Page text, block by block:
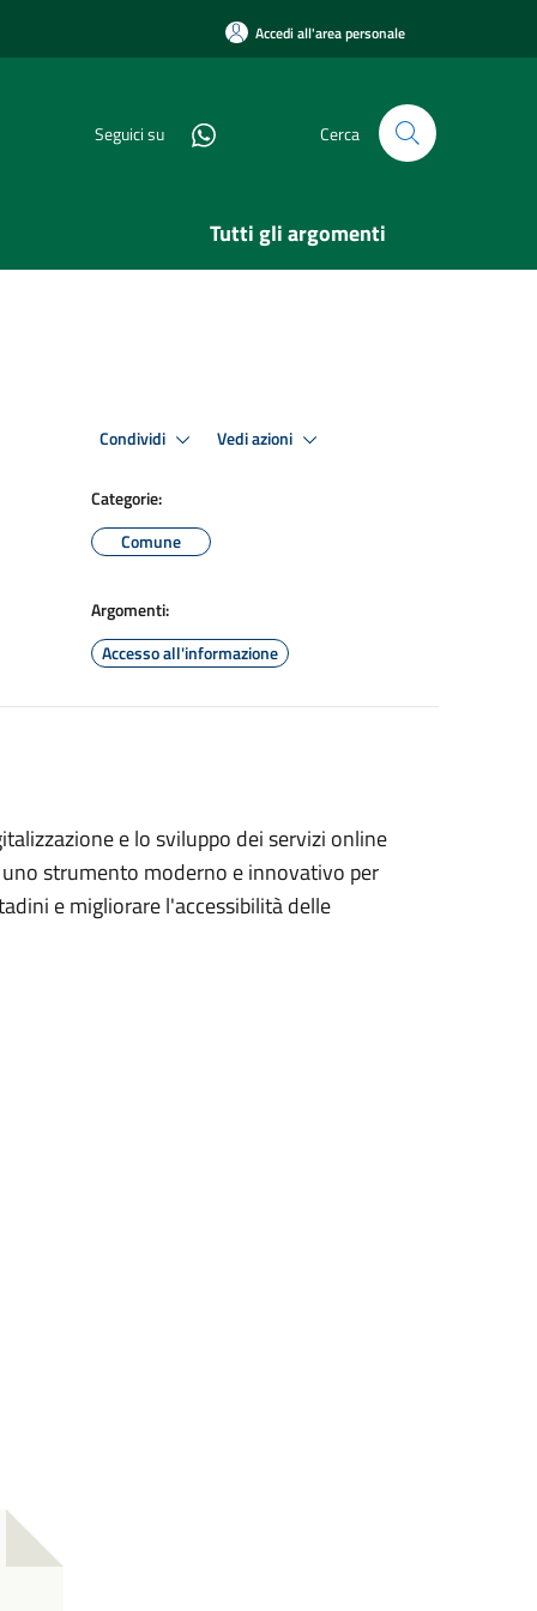
Accedi all'area personale
Seguici su Cerca
Tutti gli argomenti
Condividi Vedi azioni
Categorie:
Comune
Argomenti:
Accesso all'informazione
e lo sviluppo dei servizi online
strumento moderno e innovativo per
e migliorare l'accessibilità delle